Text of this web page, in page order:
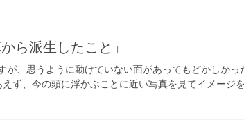
ら派生したこと」
が、思うように動けていない面があってもどかしか
ず、今の頭に浮かぶことに近い写真を見てイメージ